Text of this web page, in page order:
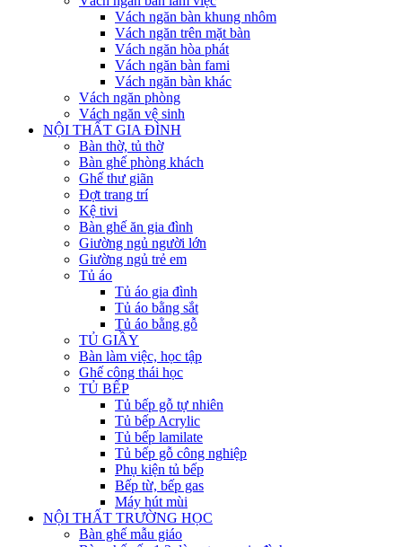
Vách ngăn bàn khung nhôm
Vách ngăn trên mặt bàn
Vách ngăn hòa phát
Vách ngăn bàn fami
Vách ngăn bàn khác
Vách ngăn phòng
Vách ngăn vệ sinh
NỘI THẤT GIA ĐÌNH
Bàn thờ, tủ thờ
Bàn ghế phòng khách
Ghế thư giãn
Đợt trang trí
Kệ tivi
Bàn ghế ăn gia đình
Giường ngủ người lớn
Giường ngủ trẻ em
Tủ áo
Tủ áo gia đình
Tủ áo bằng sắt
Tủ áo bằng gỗ
TỦ GIẦY
Bàn làm việc, học tập
Ghế công thái học
TỦ BẾP
Tủ bếp gỗ tự nhiên
Tủ bếp Acrylic
Tủ bếp lamilate
Tủ bếp gỗ công nghiệp
Phụ kiện tủ bếp
Bếp từ, bếp gas
Máy hút mùi
NỘI THẤT TRƯỜNG HỌC
Bàn ghế mẫu giáo